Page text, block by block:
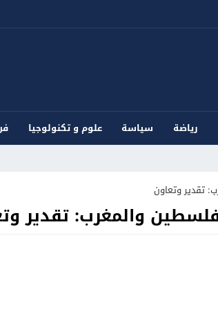
رياضة سياسة علوم و تكنولوجيا
تقدير وتعاون
فلسطين والمغرب: تقدير